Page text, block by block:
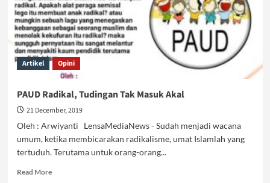
Artikel Opini
PAUD Radikal, Tudingan Tak Masuk Akal
21 December, 2019
Oleh : Arwiyanti LensaMediaNews - Sudah menjadi wacana
umum, ketika membicarakan radikalisme, umat Islamlah yang
tertuduh. Terutama untuk orang-orang...
Read MoreRead